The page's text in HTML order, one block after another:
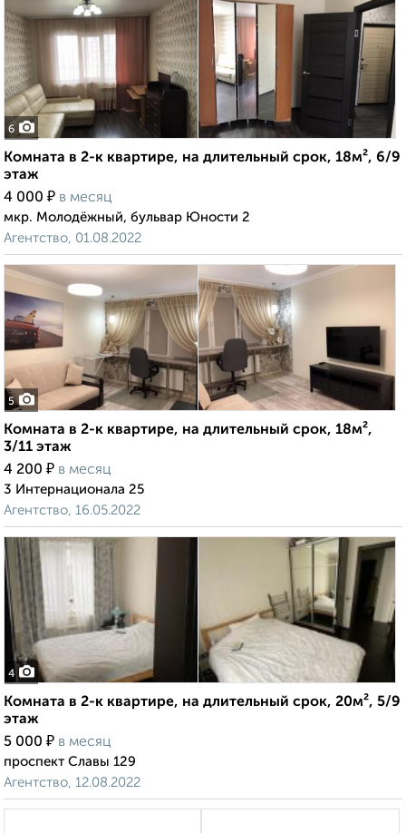
6
Комната в 2-к квартире, на длительный срок, 18м², 6/9
этаж
4 000 ₽ в месяц
мкр. Молодёжный, бульвар Юности 2
Агентство, 01.08.2022
5
Комната в 2-к квартире, на длительный срок, 18м²,
3/11 этаж
4 200 ₽ в месяц
3 Интернационала 25
Агентство, 16.05.2022
4
Комната в 2-к квартире, на длительный срок, 20м², 5/9
этаж
5 000 ₽ в месяц
проспект Славы 129
Агентство, 12.08.2022